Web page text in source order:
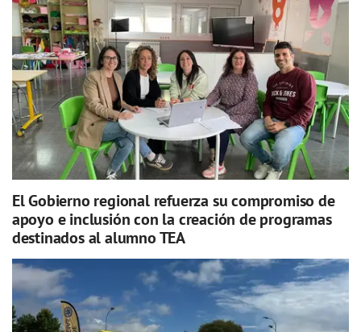
El Gobierno regional refuerza su compromiso de
apoyo e inclusión con la creación de programas
destinados al alumno TEA